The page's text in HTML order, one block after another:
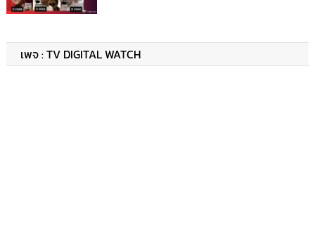
เพจ : TV DIGITAL WATCH